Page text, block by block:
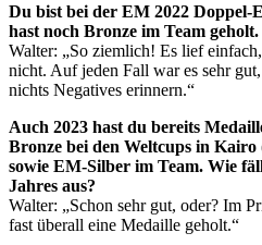
Du bist bei der EM 2022 Doppel-
hast noch Bronze im Team
Walter: „So ziemlich! Es lief
nicht. Auf jeden Fall war es sehr
nichts Negatives erinnern.“
Auch 2023 hast du bereits
Bronze bei den Weltcups in
sowie EM-Silber im Team. Wie
Jahres aus?
Walter: „Schon sehr gut, oder? Im
fast überall eine Medaille geholt.“